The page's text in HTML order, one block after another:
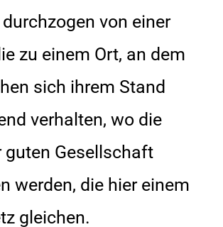
von einer
zu einem Ort, an dem
sich ihrem Stand
verhalten, wo die
guten Gesellschaft
werden, die hier einem
gleichen.